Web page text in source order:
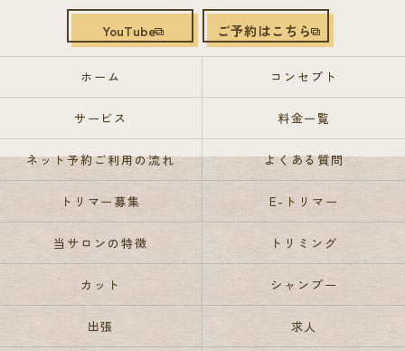
YouTube ご予約はこちら
ホーム コンセプト
サービス 料金一覧
ネット予約ご利用の流れ よくある質問
トリマー募集 E-トリマー
当サロンの特徴 トリミング
カット シャンプー
出張 求人